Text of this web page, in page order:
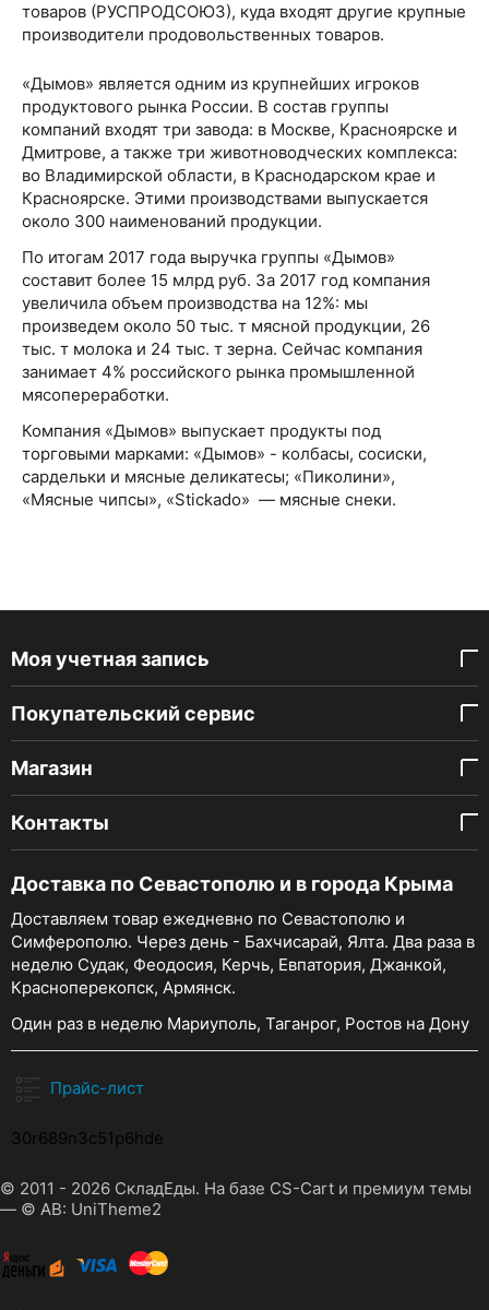
товаров (РУСПРОДСОЮЗ), куда входят другие крупные
производители продовольственных товаров.
«Дымов» является одним из крупнейших игроков
продуктового рынка России. В состав группы
компаний входят три завода: в Москве, Красноярске и
Дмитрове, а также три животноводческих комплекса:
во Владимирской области, в Краснодарском крае и
Красноярске. Этими производствами выпускается
около 300 наименований продукции.
По итогам 2017 года выручка группы «Дымов»
составит более 15 млрд руб. За 2017 год компания
увеличила объем производства на 12%: мы
произведем около 50 тыс. т мясной продукции, 26
тыс. т молока и 24 тыс. т зерна. Сейчас компания
занимает 4% российского рынка промышленной
мясопереработки.
Компания «Дымов» выпускает продукты под
торговыми марками: «Дымов» - колбасы, сосиски,
сардельки и мясные деликатесы; «Пиколини»,
«Мясные чипсы», «Stickado» — мясные снеки.
Моя учетная запись
Покупательский сервис
Магазин
Контакты
Доставка по Севастополю и в города Крыма
Доставляем товар ежедневно по Севастополю и
Симферополю. Через день - Бахчисарай, Ялта. Два раза в
неделю Судак, Феодосия, Керчь, Евпатория, Джанкой,
Красноперекопск, Армянск.
Один раз в неделю Мариуполь, Таганрог, Ростов на Дону
Прайс-лист
30r689n3c51p6hde
© 2011 - 2026 СкладЕды. На базе CS-Cart и премиум темы
— © AB: UniTheme2